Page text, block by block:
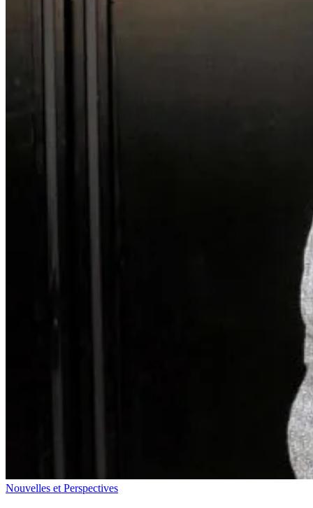
Nouvelles et Perspectives